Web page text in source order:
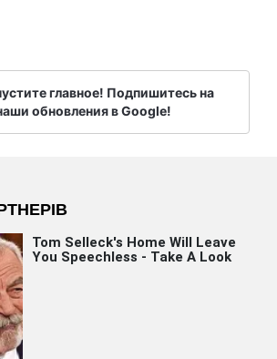
главное! Подпишитесь на
обновления в Google!